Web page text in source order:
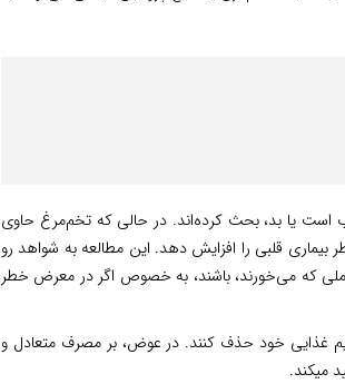
یا بد، بحث کرده‌اند. در حالی که تخم‌مرغ حاوی
قلبی را افزایش دهد. این مطالعه به شواهد رو
که می‌خورند، باشند، به خصوص اگر در معرض خطر
غذایی خود حذف کنند. در عوض، بر مصرف متعادل و
میکند.